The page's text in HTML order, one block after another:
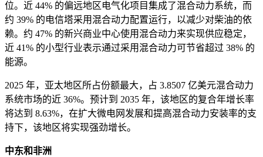
位。近 44% 的偏远地区电气化项目集成了混合动力系统，而
约 39% 的电信塔采用混合动力配置运行，以减少对柴油的依
赖。约 47% 的新兴商业中心使用混合动力来实现供应稳定，
近 41% 的小型行业表示通过采用混合动力可节省超过 38% 的
能源。
2025 年，亚太地区所占份额最大，占 3.8507 亿美元混合动力
系统市场的近 36%。预计到 2035 年，该地区的复合年增长率
将达到 8.63%，在扩大微电网发展和提高混合动力安装率的支
持下，该地区将实现强劲增长。
中东和非洲